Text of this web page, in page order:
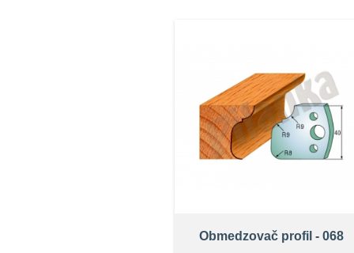
Obmedzovač profil - 068